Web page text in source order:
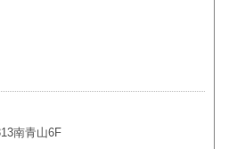
南青山6F